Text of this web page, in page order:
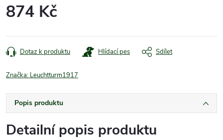
874 Kč
cena:
Dotaz k produktu Hlídací pes Sdílet
Značka: Leuchtturm1917
Popis produktu
Detailní popis produktu